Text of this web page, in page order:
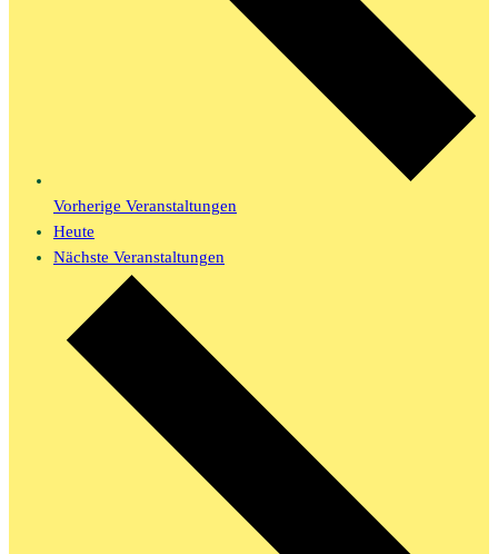
Vorherige Veranstaltungen
Heute
Nächste Veranstaltungen